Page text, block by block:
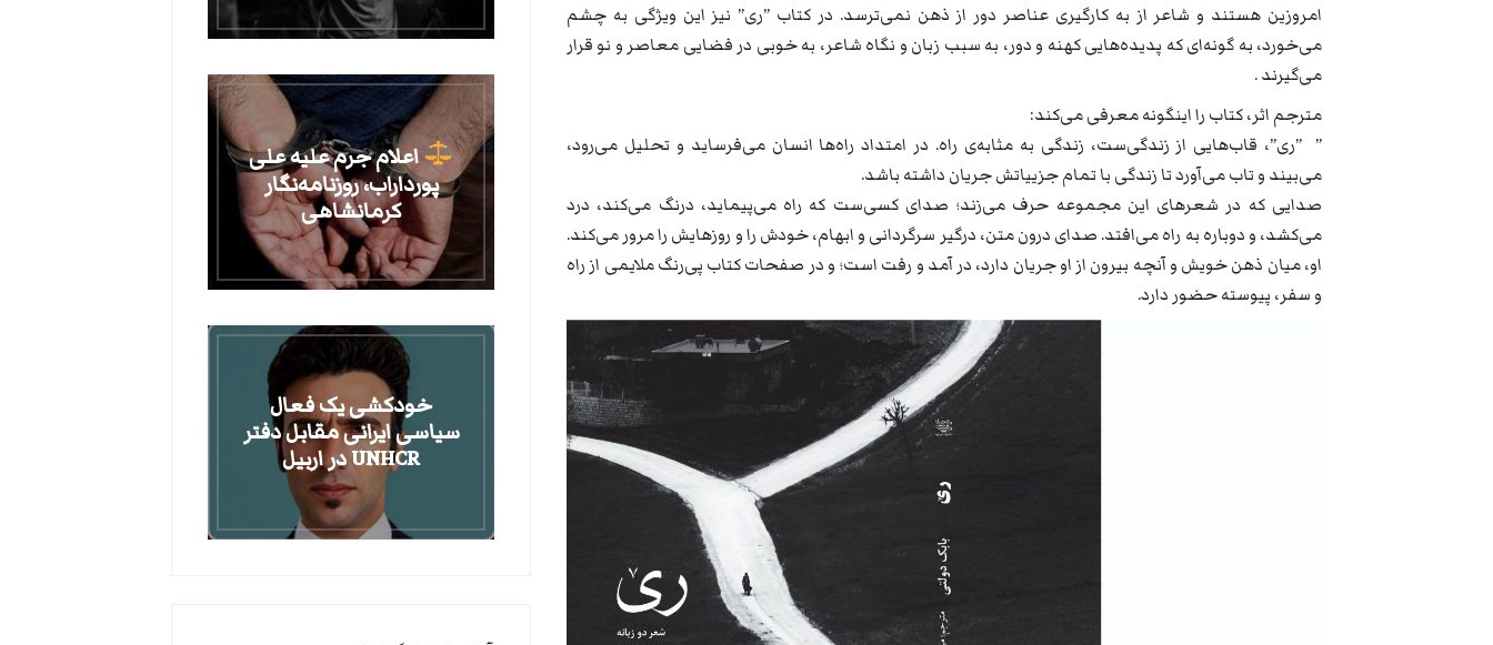
امروزین هستند و شاعر از به کارگیری عناصر دور از ذهن نمی‌ترسد. در کتاب ”ری” نیز این ویژگی به چشم
می‌خورد، به گونه‌ای که پدیده‌هایی کهنه و دور، به سبب زبان و نگاه شاعر، به خوبی در فضایی معاصر و نو قرار
می‌گیرند .
مترجم اثر، کتاب را اینگونه معرفی می‌کند:
” ”ری”، قاب‌هایی از زندگی‌ست، زندگی به مثابه‌ی راه. در امتداد راه‌ها انسان می‌فرساید و تحلیل می‌رود،
می‌بیند و تاب می‌آورد تا زندگی با تمام جزییاتش جریان داشته باشد.
صدایی که در شعرهای این مجموعه حرف می‌زند؛ صدای کسی‌ست که راه می‌پیماید، درنگ می‌کند، درد
می‌کشد، و دوباره به راه می‌افتد. صدای درون متن، درگیر سرگردانی و ابهام، خودش را و روزهایش را مرور می‌کند.
او، میان ذهن خویش و آنچه بیرون از او جریان دارد، در آمد و رفت است؛ و در صفحات کتاب پی‌رنگ ملایمی از راه
و سفر، پیوسته حضور دارد.
اعلام جرم علیه علی
پورداراب، روزنامه‌نگار
کرمانشاهی
خودکشی یک فعال
سیاسی ایرانی مقابل دفتر
UNHCR در اربیل